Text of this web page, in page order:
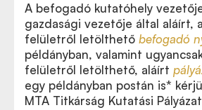
A befogadó kutatóhely
gazdasági vezetője által aláírt,
felületről letölthető befogadó
példányban, valamint
felületről letölthető, aláírt
egy példányban postán is*
MTA Titkárság Kutatási